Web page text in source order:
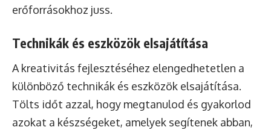
erőforrásokhoz juss.
Technikák és eszközök elsajátítása
A kreativitás fejlesztéséhez elengedhetetlen a
különböző technikák és eszközök elsajátítása.
Tölts időt azzal, hogy megtanulod és gyakorlod
azokat a készségeket, amelyek segítenek abban,